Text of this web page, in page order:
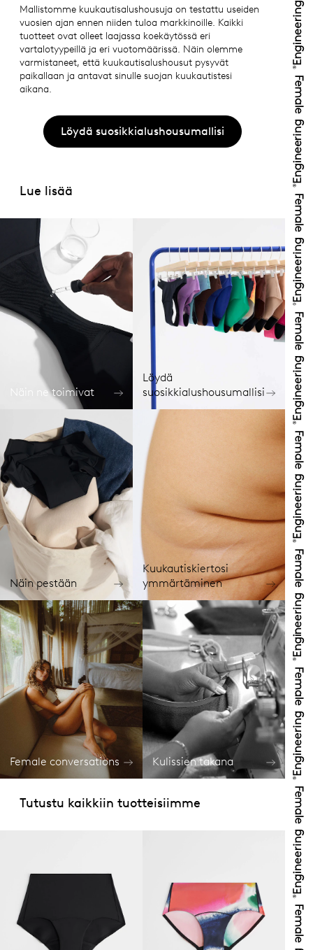
Mallistomme kuukautisalushousuja on testattu useiden
vuosien ajan ennen niiden tuloa markkinoille. Kaikki
tuotteet ovat olleet laajassa koekäytössä eri
vartalotyypeillä ja eri vuotomäärissä. Näin olemme
varmistaneet, että kuukautisalushousut pysyvät
paikallaan ja antavat sinulle suojan kuukautistesi
aikana.
Löydä suosikkialushousumallisi
Lue lisää
Näin ne toimivat
Löydä
suosikkialushousumallisi
Näin pestään
Kuukautiskiertosi
ymmärtäminen
Female conversations Kulissien takana
Tutustu kaikkiin tuotteisiimme